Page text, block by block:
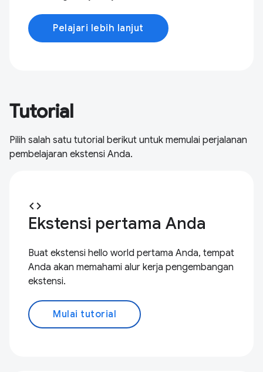
Pelajari lebih lanjut
Tutorial
Pilih salah satu tutorial berikut untuk memulai perjalanan
pembelajaran ekstensi Anda.
code
Ekstensi pertama Anda
Buat ekstensi hello world pertama Anda, tempat
Anda akan memahami alur kerja pengembangan
ekstensi.
Mulai tutorial